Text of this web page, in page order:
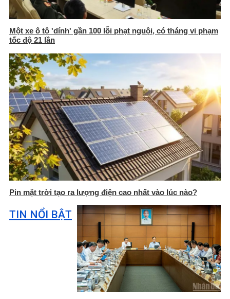
Một xe ô tô 'dính' gần 100 lỗi phạt nguội, có tháng vi phạm
tốc độ 21 lần
Pin mặt trời tạo ra lượng điện cao nhất vào lúc nào?
TIN NỔI BẬT